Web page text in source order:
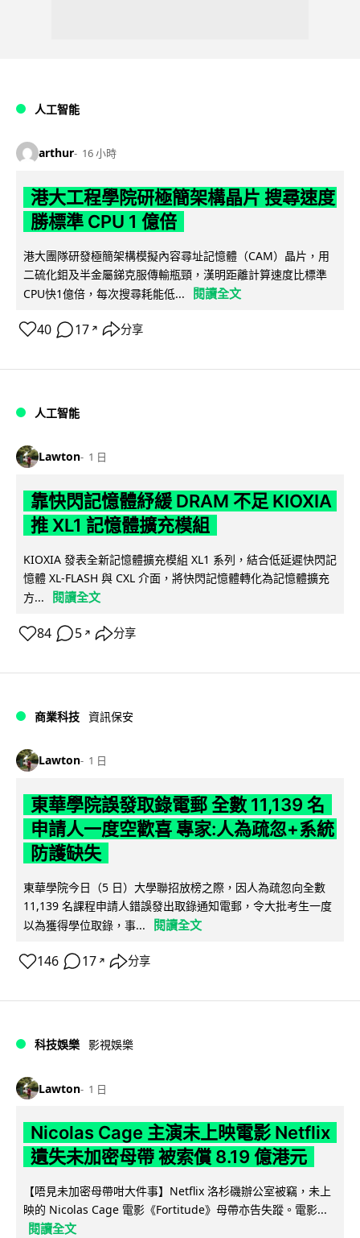
人工智能
arthur 16 小時
港大工程學院研極簡架構晶片 搜尋速度
勝標準 CPU 1 億倍
港大團隊研發極簡架構模擬內容尋址記憶體（CAM）晶片，用
二硫化鉬及半金屬銻克服傳輸瓶頸，漢明距離計算速度比標準
CPU快1億倍，每次搜尋耗能低...
閱讀全文
40 17 ↗ 分享
人工智能
Lawton 1 日
靠快閃記憶體紓緩 DRAM 不足 KIOXIA
推 XL1 記憶體擴充模組
KIOXIA 發表全新記憶體擴充模組 XL1 系列，結合低延遲快閃記
憶體 XL-FLASH 與 CXL 介面，將快閃記憶體轉化為記憶體擴充
方...
閱讀全文
84 5 ↗ 分享
商業科技 資訊保安
Lawton 1 日
東華學院誤發取錄電郵 全數 11,139 名
申請人一度空歡喜 專家:人為疏忽+系統
防護缺失
東華學院今日（5 日）大學聯招放榜之際，因人為疏忽向全數
11,139 名課程申請人錯誤發出取錄通知電郵，令大批考生一度
以為獲得學位取錄，事...
閱讀全文
146 17 ↗ 分享
科技娛樂 影視娛樂
Lawton 1 日
Nicolas Cage 主演未上映電影 Netflix
遺失未加密母帶 被索償 8.19 億港元
【唔見未加密母帶咁大件事】Netflix 洛杉磯辦公室被竊，未上
映的 Nicolas Cage 電影《Fortitude》母帶亦告失蹤。電影...
閱讀全文